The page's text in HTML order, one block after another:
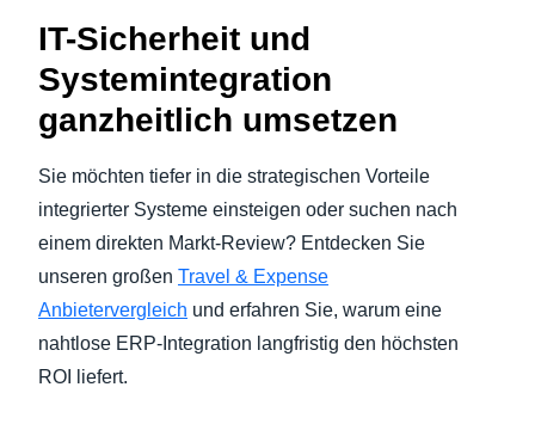
IT-Sicherheit und
Systemintegration
ganzheitlich umsetzen
Sie möchten tiefer in die strategischen Vorteile
integrierter Systeme einsteigen oder suchen nach
einem direkten Markt-Review? Entdecken Sie
unseren großen Travel & Expense
Anbietervergleich und erfahren Sie, warum eine
nahtlose ERP-Integration langfristig den höchsten
ROI liefert.